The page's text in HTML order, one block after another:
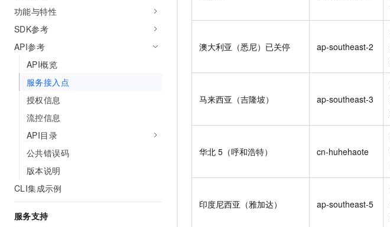
功能与特性
SDK参考
API参考
API概览
服务接入点
授权信息
流控信息
API目录
公共错误码
版本说明
CLI集成示例
服务支持
澳大利亚（悉尼）已关停 ap-southeast-2
马来西亚（吉隆坡） ap-southeast-3
华北 5（呼和浩特） cn-huhehaote
印度尼西亚（雅加达） ap-southeast-5